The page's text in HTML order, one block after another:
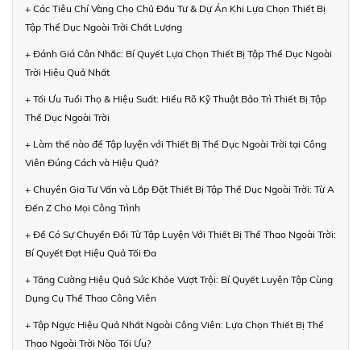
+ Các Tiêu Chí Vàng Cho Chủ Đầu Tư & Dự Án Khi Lựa Chọn Thiết Bị
Tập Thể Dục Ngoài Trời Chất Lượng
+ Đánh Giá Cân Nhắc: Bí Quyết Lựa Chọn Thiết Bị Tập Thể Dục Ngoài
Trời Hiệu Quả Nhất
+ Tối Ưu Tuổi Thọ & Hiệu Suất: Hiểu Rõ Kỹ Thuật Bảo Trì Thiết Bị Tập
Thể Dục Ngoài Trời
+ Làm thế nào để Tập luyện với Thiết Bị Thể Dục Ngoài Trời tại Công
Viên Đúng Cách và Hiệu Quả?
+ Chuyên Gia Tư Vấn và Lắp Đặt Thiết Bị Tập Thể Dục Ngoài Trời: Từ A
Đến Z Cho Mọi Công Trình
+ Để Có Sự Chuyển Đổi Từ Tập Luyện Với Thiết Bị Thể Thao Ngoài Trời:
Bí Quyết Đạt Hiệu Quả Tối Đa
+ Tăng Cường Hiệu Quả Sức Khỏe Vượt Trội: Bí Quyết Luyện Tập Cùng
Dụng Cụ Thể Thao Công Viên
+ Tập Ngực Hiệu Quả Nhất Ngoài Công Viên: Lựa Chọn Thiết Bị Thể
Thao Ngoài Trời Nào Tối Ưu?